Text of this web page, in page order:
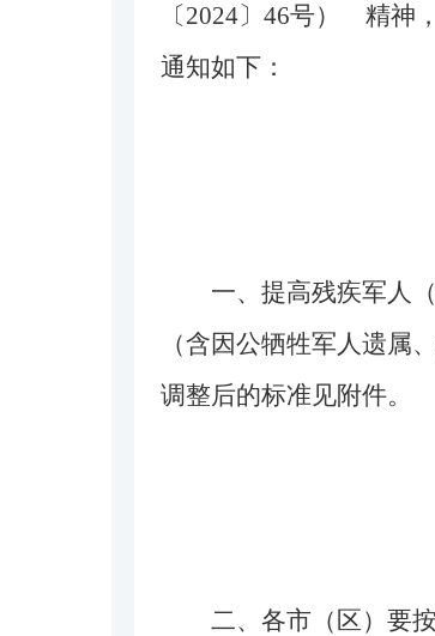
〔2024〕46号） 精神
通知如下：
一、提高残疾军人
（含因公牺牲军人遗属
调整后的标准见附件。
二、各市（区）要